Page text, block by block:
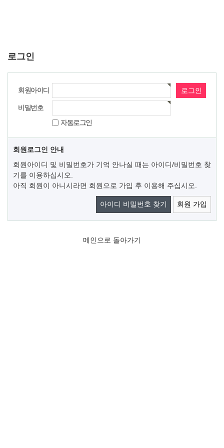
로그인
회원아이디
비밀번호
자동로그인
회원로그인 안내
회원아이디 및 비밀번호가 기억 안나실 때는 아이디/비밀번호 찾
기를 이용하십시오.
아직 회원이 아니시라면 회원으로 가입 후 이용해 주십시오.
아이디 비밀번호 찾기 회원 가입
메인으로 돌아가기